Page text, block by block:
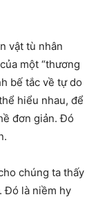
vật tù nhân
một “thương
bế tắc về tự do
hiểu nhau, để
đơn giản. Đó
chúng ta thấy
Đó là niềm hy